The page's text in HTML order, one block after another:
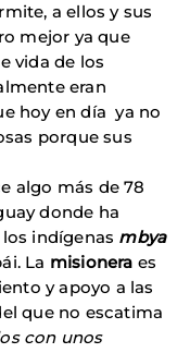
a ellos y sus
mejor ya que
vida de los
eran
hoy en día ya no
porque sus
algo más de 78
donde ha
indígenas mbya
La misionera es
y apoyo a las
que no escatima
con unos